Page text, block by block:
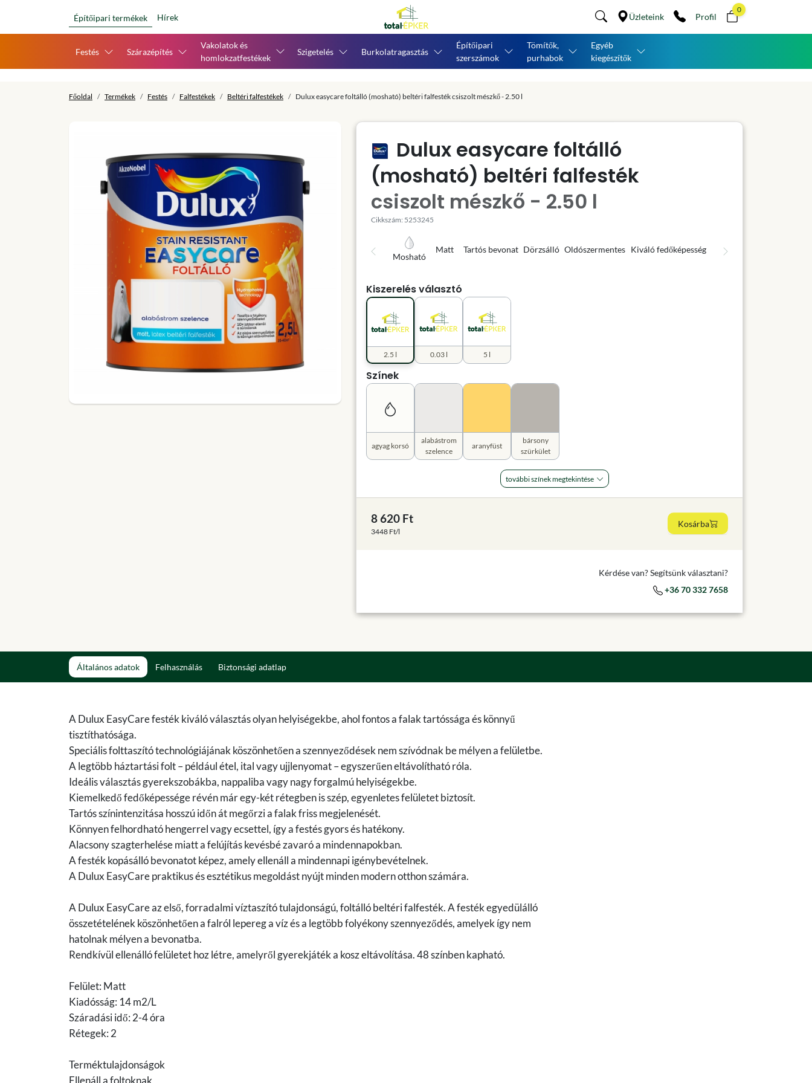
Építőipari termékek Hírek Üzleteink Profil
0
Festés Szárazépítés
Vakolatok és
homlokzatfestékek
Szigetelés Burkolatragasztás
Építőipari
szerszámok
Tömítők,
purhabok
Egyéb
kiegészítők
Főoldal Termékek Festés Falfestékek Beltéri falfestékek Dulux easycare foltálló (mosható) beltéri falfesték csiszolt mészkő - 2.50 l
Dulux easycare foltálló
(mosható) beltéri falfesték
csiszolt mészkő - 2.50 l
Cikkszám: 5253245
Mosható
Matt Tartós bevonat Dörzsálló Oldószermentes Kiváló fedőképesség
Kiszerelés választó
0.03 l
2.5 l 5 l
Színek
agyag korsó
alabástrom
szelence
aranyfüst
bársony
szürkület
további színek megtekintése
8 620 Ft
3448 Ft/l
Kosárba
Kérdése van? Segítsünk választani?
+36 70 332 7658
Általános adatok Felhasználás Biztonsági adatlap
A Dulux EasyCare festék kiváló választás olyan helyiségekbe, ahol fontos a falak tartóssága és könnyű
tisztíthatósága.
Speciális folttaszító technológiájának köszönhetően a szennyeződések nem szívódnak be mélyen a felületbe.
A legtöbb háztartási folt – például étel, ital vagy ujjlenyomat – egyszerűen eltávolítható róla.
Ideális választás gyerekszobákba, nappaliba vagy nagy forgalmú helyiségekbe.
Kiemelkedő fedőképessége révén már egy-két rétegben is szép, egyenletes felületet biztosít.
Tartós színintenzitása hosszú időn át megőrzi a falak friss megjelenését.
Könnyen felhordható hengerrel vagy ecsettel, így a festés gyors és hatékony.
Alacsony szagterhelése miatt a felújítás kevésbé zavaró a mindennapokban.
A festék kopásálló bevonatot képez, amely ellenáll a mindennapi igénybevételnek.
A Dulux EasyCare praktikus és esztétikus megoldást nyújt minden modern otthon számára.
A Dulux EasyCare az első, forradalmi víztaszító tulajdonságú, foltálló beltéri falfesték. A festék egyedülálló
összetételének köszönhetően a falról lepereg a víz és a legtöbb folyékony szennyeződés, amelyek így nem
hatolnak mélyen a bevonatba.
Rendkívül ellenálló felületet hoz létre, amelyről gyerekjáték a kosz eltávolítása. 48 színben kapható.
Felület: Matt
Kiadósság: 14 m2/L
Száradási idő: 2-4 óra
Rétegek: 2
Terméktulajdonságok
Ellenáll a foltoknak